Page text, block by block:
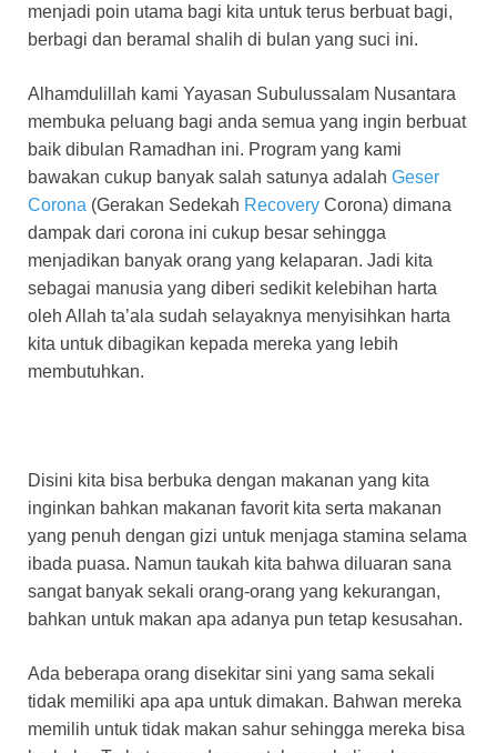
menjadi poin utama bagi kita untuk terus berbuat bagi,
berbagi dan beramal shalih di bulan yang suci ini.
Alhamdulillah kami Yayasan Subulussalam Nusantara
membuka peluang bagi anda semua yang ingin berbuat
baik dibulan Ramadhan ini. Program yang kami
bawakan cukup banyak salah satunya adalah Geser
Corona (Gerakan Sedekah Recovery Corona) dimana
dampak dari corona ini cukup besar sehingga
menjadikan banyak orang yang kelaparan. Jadi kita
sebagai manusia yang diberi sedikit kelebihan harta
oleh Allah ta’ala sudah selayaknya menyisihkan harta
kita untuk dibagikan kepada mereka yang lebih
membutuhkan.
Disini kita bisa berbuka dengan makanan yang kita
inginkan bahkan makanan favorit kita serta makanan
yang penuh dengan gizi untuk menjaga stamina selama
ibada puasa. Namun taukah kita bahwa diluaran sana
sangat banyak sekali orang-orang yang kekurangan,
bahkan untuk makan apa adanya pun tetap kesusahan.
Ada beberapa orang disekitar sini yang sama sekali
tidak memiliki apa apa untuk dimakan. Bahwan mereka
memilih untuk tidak makan sahur sehingga mereka bisa